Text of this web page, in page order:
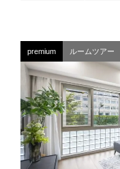
premium ルームツアー